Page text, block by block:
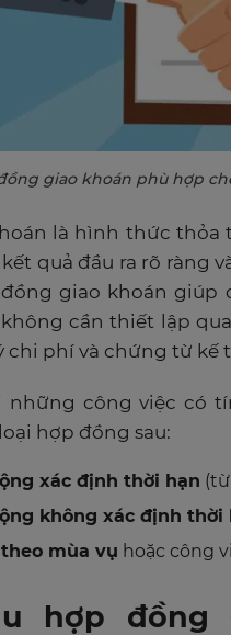
giao khoán phù hợp
là hình thức
quả đầu ra rõ ràng
giao khoán
cần thiết lập
chi phí và chứng từ kế
những công việc có
hợp đồng sau:
xác định thời hạn
không xác định thời
mùa vụ hoặc công
hợp đồng